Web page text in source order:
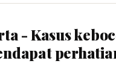
- Kasus